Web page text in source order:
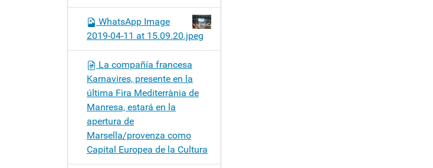
WhatsApp Image
2019-04-11 at 15.09.20.jpeg
La compañía francesa
Karnavires, presente en la
última Fira Mediterrània de
Manresa, estará en la
apertura de
Marsella/provenza como
Capital Europea de la Cultura